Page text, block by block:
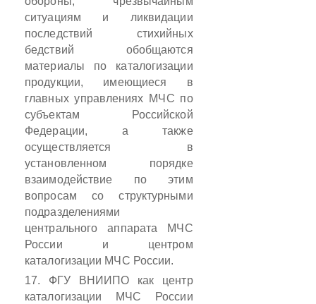
ситуациям и ликвидации
последствий стихийных
бедствий обобщаются
материалы по каталогизации
продукции, имеющиеся в
главных управлениях МЧС по
субъектам Российской
Федерации, а также
осуществляется в
установленном порядке
взаимодействие по этим
вопросам со структурными
подразделениями
центрального аппарата МЧС
России и центром
каталогизации МЧС России.
17. ФГУ ВНИИПО как центр
каталогизации МЧС России